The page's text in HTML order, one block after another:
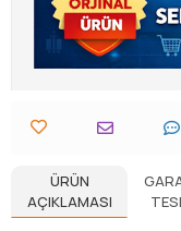
ÜRÜN
AÇIKLAMASI